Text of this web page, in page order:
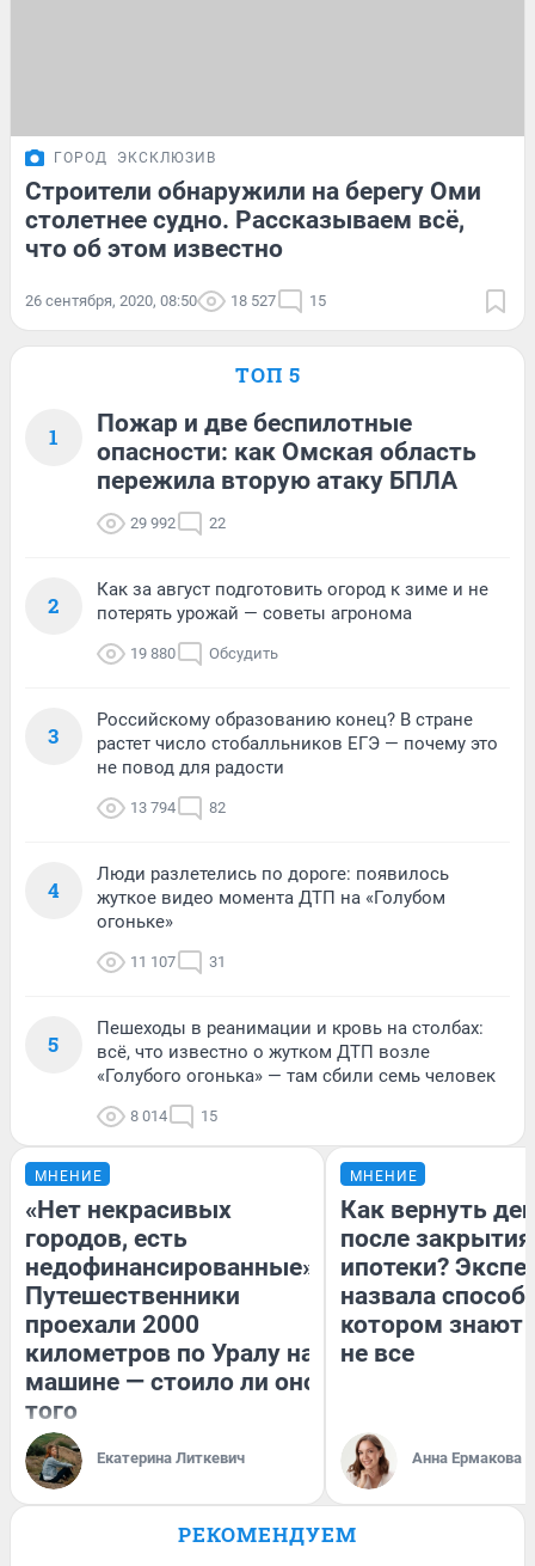
ГОРОД ЭКСКЛЮЗИВ
Строители обнаружили на берегу Оми
столетнее судно. Рассказываем всё,
что об этом известно
26 сентября, 2020, 08:50 18 527 15
ТОП 5
1
Пожар и две беспилотные
опасности: как Омская область
пережила вторую атаку БПЛА
29 992 22
2
Как за август подготовить огород к зиме и не
потерять урожай — советы агронома
19 880 Обсудить
3
Российскому образованию конец? В стране
растет число стобалльников ЕГЭ — почему это
не повод для радости
13 794 82
4
Люди разлетелись по дороге: появилось
жуткое видео момента ДТП на «Голубом
огоньке»
11 107 31
5
Пешеходы в реанимации и кровь на столбах:
всё, что известно о жутком ДТП возле
«Голубого огонька» — там сбили семь человек
8 014 15
МНЕНИЕ
«Нет некрасивых
городов, есть
недофинансированные».
Путешественники
проехали 2000
километров по Уралу на
машине — стоило ли оно
того
Екатерина Литкевич
МНЕНИЕ
Как вернуть
после закрытия
ипотеки?
назвала
котором знают
не все
Анна Ермакова
РЕКОМЕНДУЕМ